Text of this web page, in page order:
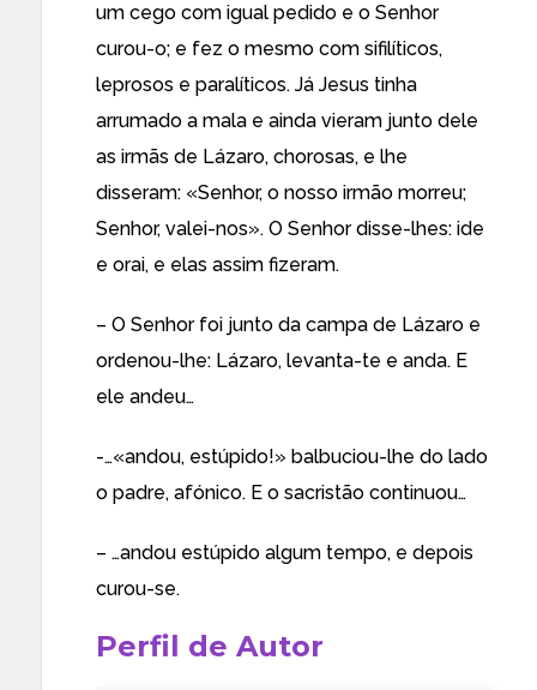
um cego com igual pedido e o Senhor
curou-o; e fez o mesmo com sifilíticos,
leprosos e paralíticos. Já Jesus tinha
arrumado a mala e ainda vieram junto dele
as irmãs de Lázaro, chorosas, e lhe
disseram: «Senhor, o nosso irmão morreu;
Senhor, valei-nos». O Senhor disse-lhes: ide
e orai, e elas assim fizeram.
– O Senhor foi junto da campa de Lázaro e
ordenou-lhe: Lázaro, levanta-te e anda. E
ele andeu…
-…«andou, estúpido!» balbuciou-lhe do lado
o padre, afónico. E o sacristão continuou…
– …andou estúpido algum tempo, e depois
curou-se.
Perfil de Autor